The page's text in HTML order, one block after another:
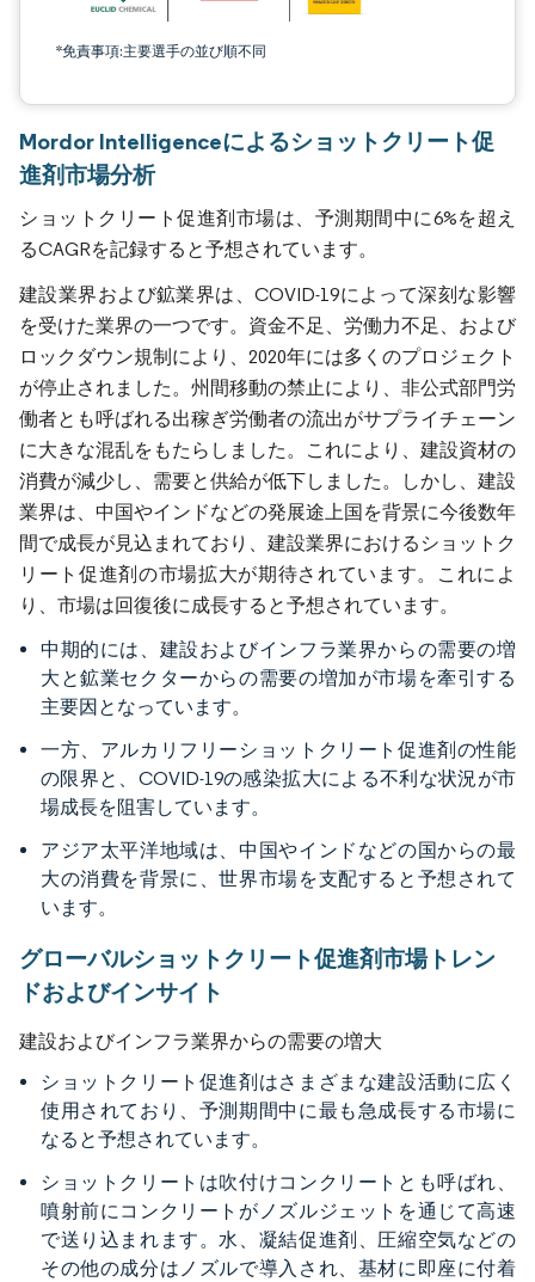
*免責事項:主要選手の並び順不同
Mordor Intelligenceによるショットクリート促
進剤市場分析
ショットクリート促進剤市場は、予測期間中に6%を超え
るCAGRを記録すると予想されています。
建設業界および鉱業界は、COVID-19によって深刻な影響
を受けた業界の一つです。資金不足、労働力不足、および
ロックダウン規制により、2020年には多くのプロジェクト
が停止されました。州間移動の禁止により、非公式部門労
働者とも呼ばれる出稼ぎ労働者の流出がサプライチェーン
に大きな混乱をもたらしました。これにより、建設資材の
消費が減少し、需要と供給が低下しました。しかし、建設
業界は、中国やインドなどの発展途上国を背景に今後数年
間で成長が見込まれており、建設業界におけるショットク
リート促進剤の市場拡大が期待されています。これによ
り、市場は回復後に成長すると予想されています。
中期的には、建設およびインフラ業界からの需要の増
大と鉱業セクターからの需要の増加が市場を牽引する
主要因となっています。
一方、アルカリフリーショットクリート促進剤の性能
の限界と、COVID-19の感染拡大による不利な状況が市
場成長を阻害しています。
アジア太平洋地域は、中国やインドなどの国からの最
大の消費を背景に、世界市場を支配すると予想されて
います。
グローバルショットクリート促進剤市場トレン
ドおよびインサイト
建設およびインフラ業界からの需要の増大
ショットクリート促進剤はさまざまな建設活動に広く
使用されており、予測期間中に最も急成長する市場に
なると予想されています。
ショットクリートは吹付けコンクリートとも呼ばれ、
噴射前にコンクリートがノズルジェットを通じて高速
で送り込まれます。水、凝結促進剤、圧縮空気などの
その他の成分はノズルで導入され、基材に即座に付着